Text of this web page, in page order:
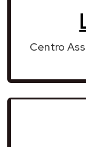
Centro